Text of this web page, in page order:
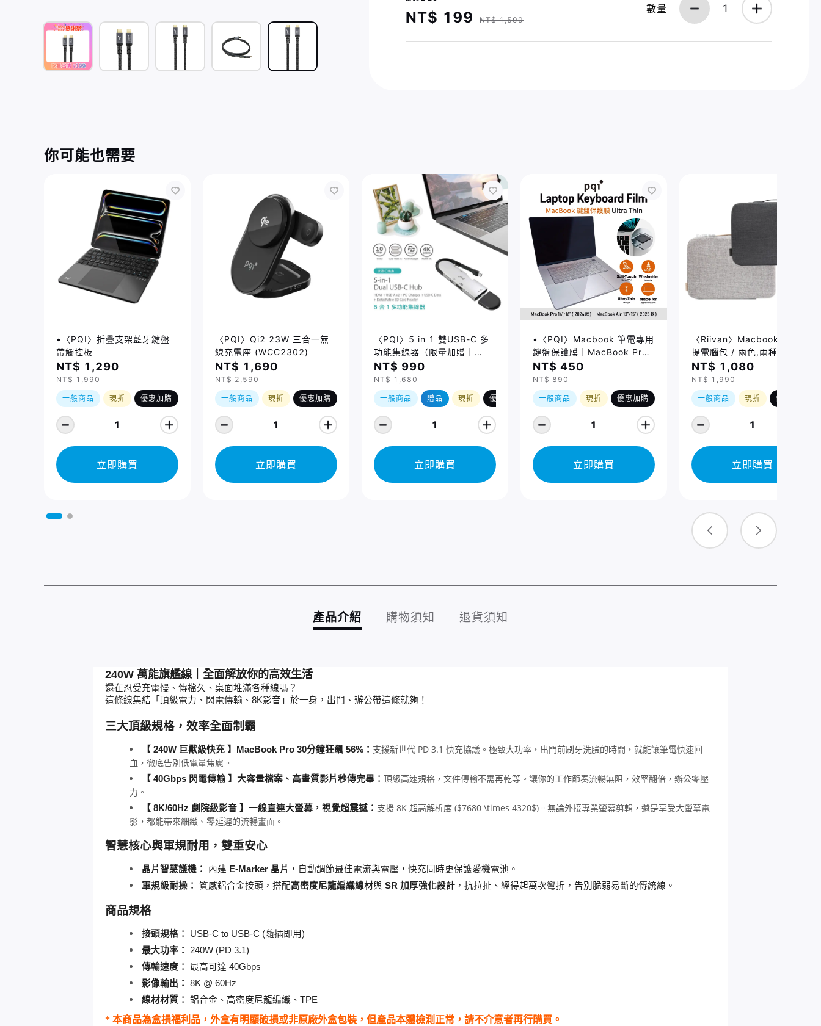
NT$ 199 NT$ 1,599
數量 1
你可能也需要
•〈PQI〉折疊支架藍牙鍵盤
帶觸控板
NT$ 1,290
NT$ 1,990
一般商品 現折 優惠加購
1
立即購買
〈PQI〉Qi2 23W 三合一無
線充電座 (WCC2302)
NT$ 1,690
NT$ 2,590
一般商品 現折 優惠加購
1
立即購買
〈PQI〉5 in 1 雙USB-C 多
功能集線器（限量加贈｜
U988 class 10 Micro SD
記憶卡 64GB，附 SD 轉卡）
NT$ 990
NT$ 1,680
一般商品 贈品 現折 優惠加購
1
立即購買
•〈PQI〉Macbook 筆電專用
鍵盤保護膜｜MacBook Pro
14/16吋 (2021-2026)、
MacBook Air 13/15吋
(2026) 適用
NT$ 450
NT$ 890
一般商品 現折 優惠加購
1
立即購買
〈Riivan〉Macbook 防震手
提電腦包 / 兩色,兩種規格
NT$ 1,080
NT$ 1,990
一般商品 現折 優惠加購
1
立即購買
產品介紹 購物須知 退貨須知
240W 萬能旗艦線｜全面解放你的高效生活
還在忍受充電慢、傳檔久、桌面堆滿各種線嗎？
這條線集結「頂級電力、閃電傳輸、8K影音」於一身，出門、辦公帶這條就夠！
三大頂級規格，效率全面制霸
【 240W 巨獸級快充 】MacBook Pro 30分鐘狂飆 56%： 支援新世代 PD 3.1 快充協議。極致大功率，出門前刷牙洗臉的時間，就能讓筆電快速回
血，徹底告別低電量焦慮。
【 40Gbps 閃電傳輸 】大容量檔案、高畫質影片秒傳完畢： 頂級高速規格，文件傳輸不需再乾等。讓你的工作節奏流暢無阻，效率翻倍，辦公零壓
力。
【 8K/60Hz 劇院級影音 】一線直連大螢幕，視覺超震撼： 支援 8K 超高解析度 ($7680 \times 4320$)。無論外接專業螢幕剪輯，還是享受大螢幕電
影，都能帶來細緻、零延遲的流暢畫面。
智慧核心與軍規耐用，雙重安心
晶片智慧護機： 內建 E-Marker 晶片 ，自動調節最佳電流與電壓，快充同時更保護愛機電池。
軍規級耐操：
質感鋁合金接頭，搭配高密度尼龍編織線材與 SR 加厚強化設計 ，抗拉扯、經得起萬次彎折，告別脆弱易斷的傳統線。
商品規格
接頭規格：
USB-C to USB-C (隨插即用)
最大功率：
240W (PD 3.1)
傳輸速度：
最高可達 40Gbps
影像輸出：
8K @ 60Hz
線材材質：
鋁合金、高密度尼龍編織、TPE
* 本商品為盒損福利品，外盒有明顯破損或非原廠外盒包裝，但產品本體檢測正常，請不介意者再行購買。